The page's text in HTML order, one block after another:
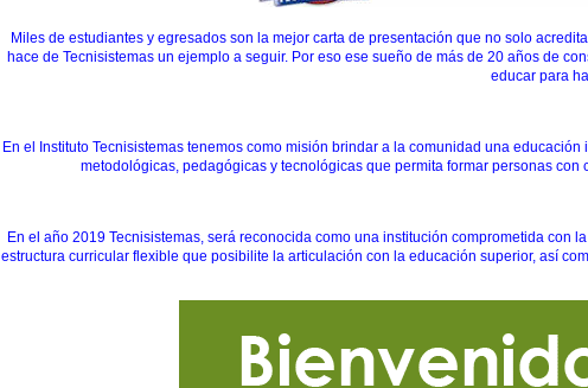
Miles de estudiantes y egresados son la mejor carta de presentación que no solo
hace de Tecnisistemas un ejemplo a seguir. Por eso ese sueño de más de 20 años de
educar para
En el Instituto Tecnisistemas tenemos como misión brindar a la comunidad una
metodológicas, pedagógicas y tecnológicas que permita formar personas
En el año 2019 Tecnisistemas, será reconocida como una institución comprometida
estructura curricular flexible que posibilite la articulación con la educación superior, así